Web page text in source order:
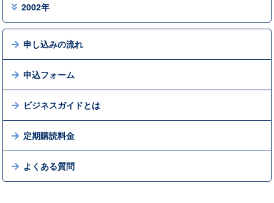
2002年
申し込みの流れ
申込フォーム
ビジネスガイドとは
定期購読料金
よくある質問